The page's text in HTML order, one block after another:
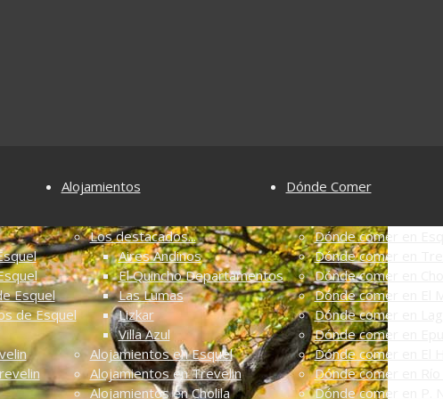
Esquel
de Esquel
Alojamientos
Los destacados...
Aires Andinos
El Quincho Departamentos
Las Lumas
Lizkar
Villa Azul
Alojamientos en Esquel
Alojamientos en Trevelin
Alojamientos en Cholila
Dónde Comer
Dónde comer en
Dónde comer en
Dónde comer en
Dónde comer en El
Dónde comer en
Dónde comer en
Dónde comer en El
Dónde comer en Río
Dónde comer en P.